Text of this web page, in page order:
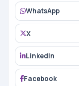
WhatsApp
X
LinkedIn
Facebook